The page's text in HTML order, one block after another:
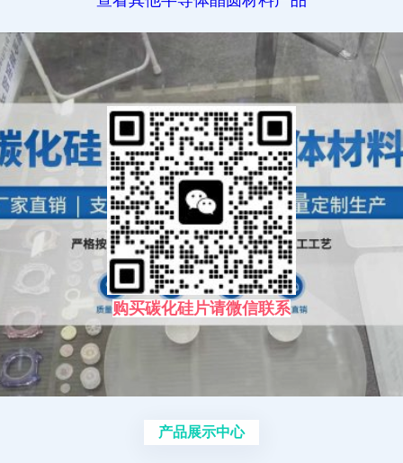
购买碳化硅片请微信联系
产品展示中心